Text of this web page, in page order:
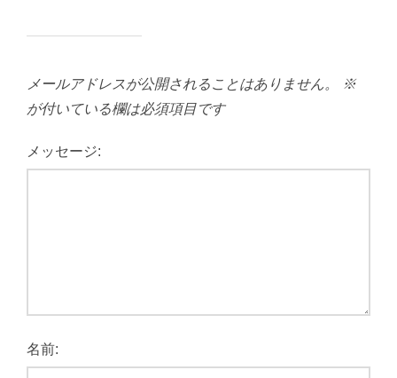
メールアドレスが公開されることはありません。
※
が付いている欄は必須項目です
メッセージ:
名前: